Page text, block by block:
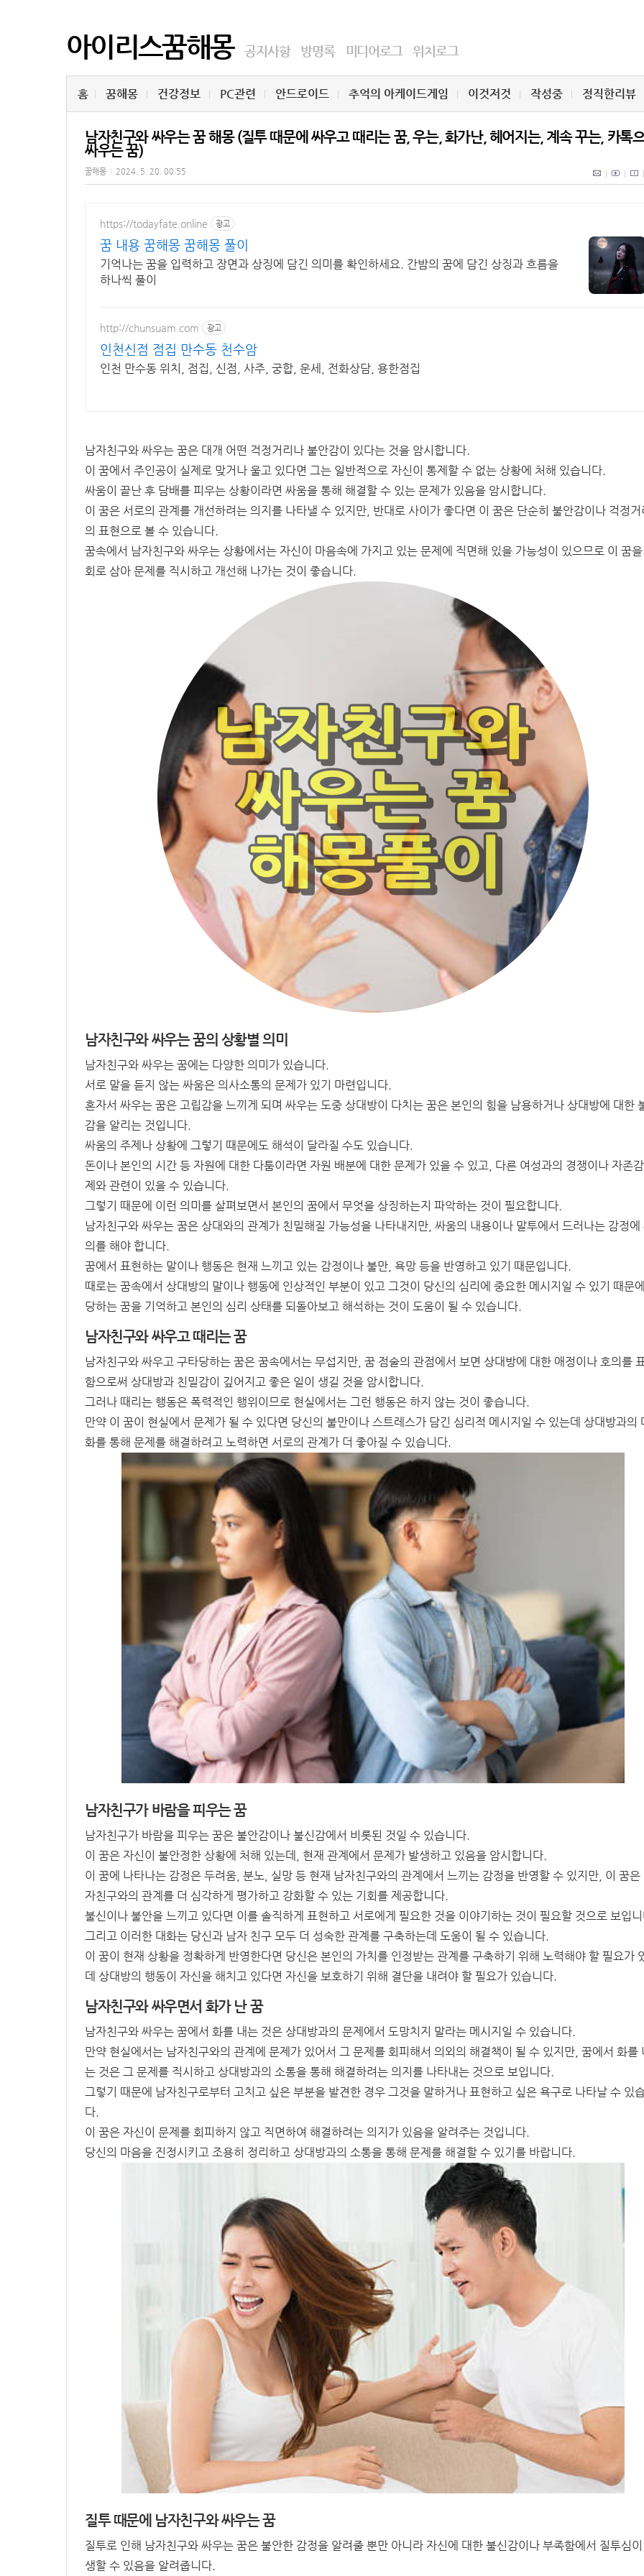
아이리스꿈해몽 공지사항 방명록 미디어로그 위치로그
홈 꿈해몽 건강정보 PC관련 안드로이드 추억의 아케이드게임 이것저것 작성중 정직한리뷰
남자친구와 싸우는 꿈 해몽 (질투 때문에 싸우고 때리는 꿈, 우는, 화가난, 헤어지는, 계속 꾸는, 카톡
싸우는 꿈)
꿈해몽 2024. 5. 20. 00:55
https://todayfate.online 광고
꿈 내용 꿈해몽 꿈해몽 풀이
기억나는 꿈을 입력하고 장면과 상징에 담긴 의미를 확인하세요. 간밤의 꿈에 담긴 상징과 흐름을
하나씩 풀이
http://chunsuam.com 광고
인천신점 점집 만수동 천수암
인천 만수동 위치, 점집, 신점, 사주, 궁합, 운세, 전화상담, 용한점집
남자친구와 싸우는 꿈은 대개 어떤 걱정거리나 불안감이 있다는 것을 암시합니다.
이 꿈에서 주인공이 실제로 맞거나 울고 있다면 그는 일반적으로 자신이 통제할 수 없는 상황에 처해 있습니다.
싸움이 끝난 후 담배를 피우는 상황이라면 싸움을 통해 해결할 수 있는 문제가 있음을 암시합니다.
이 꿈은 서로의 관계를 개선하려는 의지를 나타낼 수 있지만, 반대로 사이가 좋다면 이 꿈은 단순히 불안감이나 걱정거
의 표현으로 볼 수 있습니다.
꿈속에서 남자친구와 싸우는 상황에서는 자신이 마음속에 가지고 있는 문제에 직면해 있을 가능성이 있으므로 이 꿈
회로 삼아 문제를 직시하고 개선해 나가는 것이 좋습니다.
남자친구와 싸우는 꿈의 상황별 의미
남자친구와 싸우는 꿈에는 다양한 의미가 있습니다.
서로 말을 듣지 않는 싸움은 의사소통의 문제가 있기 마련입니다.
혼자서 싸우는 꿈은 고립감을 느끼게 되며 싸우는 도중 상대방이 다치는 꿈은 본인의 힘을 남용하거나 상대방에 대한
감을 알리는 것입니다.
싸움의 주제나 상황에 그렇기 때문에도 해석이 달라질 수도 있습니다.
돈이나 본인의 시간 등 자원에 대한 다툼이라면 자원 배분에 대한 문제가 있을 수 있고, 다른 여성과의 경쟁이나 자존
제와 관련이 있을 수 있습니다.
그렇기 때문에 이런 의미를 살펴보면서 본인의 꿈에서 무엇을 상징하는지 파악하는 것이 필요합니다.
남자친구와 싸우는 꿈은 상대와의 관계가 친밀해질 가능성을 나타내지만, 싸움의 내용이나 말투에서 드러나는 감정에
의를 해야 합니다.
꿈에서 표현하는 말이나 행동은 현재 느끼고 있는 감정이나 불만, 욕망 등을 반영하고 있기 때문입니다.
때로는 꿈속에서 상대방의 말이나 행동에 인상적인 부분이 있고 그것이 당신의 심리에 중요한 메시지일 수 있기 때문
당하는 꿈을 기억하고 본인의 심리 상태를 되돌아보고 해석하는 것이 도움이 될 수 있습니다.
남자친구와 싸우고 때리는 꿈
남자친구와 싸우고 구타당하는 꿈은 꿈속에서는 무섭지만, 꿈 점술의 관점에서 보면 상대방에 대한 애정이나 호의를
함으로써 상대방과 친밀감이 깊어지고 좋은 일이 생길 것을 암시합니다.
그러나 때리는 행동은 폭력적인 행위이므로 현실에서는 그런 행동은 하지 않는 것이 좋습니다.
만약 이 꿈이 현실에서 문제가 될 수 있다면 당신의 불만이나 스트레스가 담긴 심리적 메시지일 수 있는데 상대방과의
화를 통해 문제를 해결하려고 노력하면 서로의 관계가 더 좋아질 수 있습니다.
남자친구가 바람을 피우는 꿈
남자친구가 바람을 피우는 꿈은 불안감이나 불신감에서 비롯된 것일 수 있습니다.
이 꿈은 자신이 불안정한 상황에 처해 있는데, 현재 관계에서 문제가 발생하고 있음을 암시합니다.
이 꿈에 나타나는 감정은 두려움, 분노, 실망 등 현재 남자친구와의 관계에서 느끼는 감정을 반영할 수 있지만, 이 꿈은
자친구와의 관계를 더 심각하게 평가하고 강화할 수 있는 기회를 제공합니다.
불신이나 불안을 느끼고 있다면 이를 솔직하게 표현하고 서로에게 필요한 것을 이야기하는 것이 필요할 것으로 보입
그리고 이러한 대화는 당신과 남자 친구 모두 더 성숙한 관계를 구축하는데 도움이 될 수 있습니다.
이 꿈이 현재 상황을 정확하게 반영한다면 당신은 본인의 가치를 인정받는 관계를 구축하기 위해 노력해야 할 필요가
데 상대방의 행동이 자신을 해치고 있다면 자신을 보호하기 위해 결단을 내려야 할 필요가 있습니다.
남자친구와 싸우면서 화가 난 꿈
남자친구와 싸우는 꿈에서 화를 내는 것은 상대방과의 문제에서 도망치지 말라는 메시지일 수 있습니다.
만약 현실에서는 남자친구와의 관계에 문제가 있어서 그 문제를 회피해서 의외의 해결책이 될 수 있지만, 꿈에서 화를
는 것은 그 문제를 직시하고 상대방과의 소통을 통해 해결하려는 의지를 나타내는 것으로 보입니다.
그렇기 때문에 남자친구로부터 고치고 싶은 부분을 발견한 경우 그것을 말하거나 표현하고 싶은 욕구로 나타날 수 있
다.
이 꿈은 자신이 문제를 회피하지 않고 직면하여 해결하려는 의지가 있음을 알려주는 것입니다.
당신의 마음을 진정시키고 조용히 정리하고 상대방과의 소통을 통해 문제를 해결할 수 있기를 바랍니다.
질투 때문에 남자친구와 싸우는 꿈
질투로 인해 남자친구와 싸우는 꿈은 불안한 감정을 알려줄 뿐만 아니라 자신에 대한 불신감이나 부족함에서 질투심
생할 수 있음을 알려줍니다.